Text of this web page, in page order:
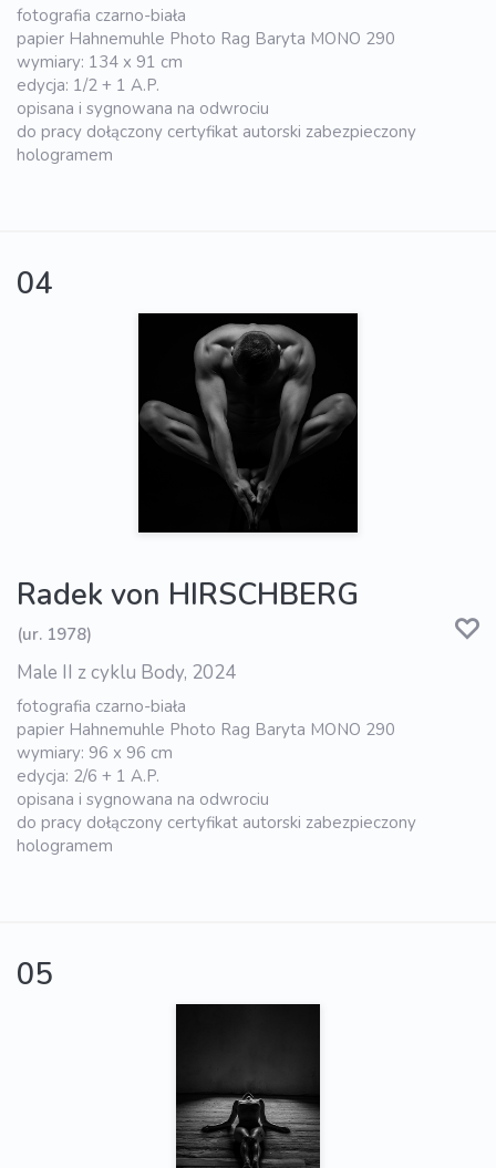
fotografia czarno-biała
papier Hahnemuhle Photo Rag Baryta MONO 290
wymiary: 134 x 91 cm
edycja: 1/2 + 1 A.P.
opisana i sygnowana na odwrociu
do pracy dołączony certyfikat autorski zabezpieczony
hologramem
04
Radek von HIRSCHBERG
(ur. 1978)
Male II z cyklu Body, 2024
fotografia czarno-biała
papier Hahnemuhle Photo Rag Baryta MONO 290
wymiary: 96 x 96 cm
edycja: 2/6 + 1 A.P.
opisana i sygnowana na odwrociu
do pracy dołączony certyfikat autorski zabezpieczony
hologramem
05